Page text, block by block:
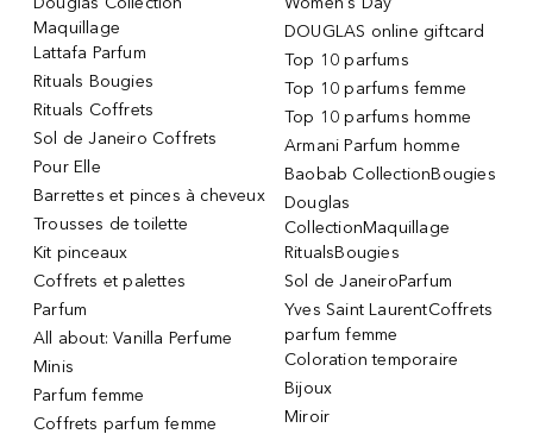
Maquillage
Lattafa Parfum
Rituals Bougies
Rituals Coffrets
Sol de Janeiro Coffrets
Pour Elle
Barrettes et pinces à cheveux
Trousses de toilette
Kit pinceaux
Coffrets et palettes
Parfum
All about: Vanilla Perfume
Minis
Parfum femme
Coffrets parfum femme
DOUGLAS online giftcard
Top 10 parfums
Top 10 parfums femme
Top 10 parfums homme
Armani Parfum homme
Baobab CollectionBougies
Douglas
CollectionMaquillage
RitualsBougies
Sol de JaneiroParfum
Yves Saint LaurentCoffrets
parfum femme
Coloration temporaire
Bijoux
Miroir